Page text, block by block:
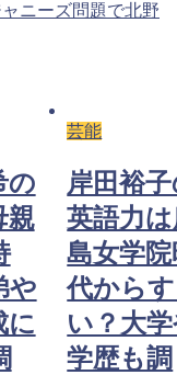
ニーズ問題で北野
の
親
や
に
芸能
岸田裕
英語力
島女学
代から
い？大
学歴も調